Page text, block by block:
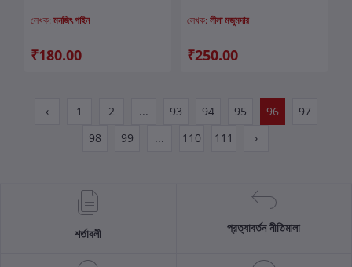
লেখক: মনজিৎ গাইন
₹180.00
লেখক: লীলা মজুমদার
₹250.00
‹ 1 2 ... 93 94 95 96
97
98
99 ... 110 111 ›
শর্তাবলী প্রত্যাবর্তন নীতিমালা